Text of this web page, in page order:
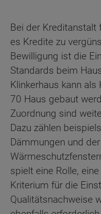
Bei der Kreditanstalt
es Kredite zu
Bewilligung ist die
Standards beim
Klinkerhaus kann
70 Haus gebaut
Zuordnung sind
Dazu zählen
Dämmungen und
spielt eine Rolle,
Kriterium für die
Qualitätsnachweise